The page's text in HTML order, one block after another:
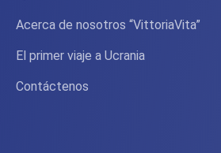
Acerca de nosotros “VittoriaVita”
El primer viaje a Ucrania
Contáctenos